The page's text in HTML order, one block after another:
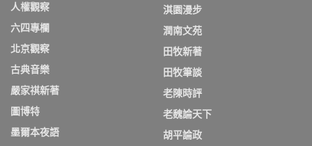
人權觀察
六四專欄
北京觀察
古典音樂
嚴家祺新著
圖博特
墨爾本夜語
淇園漫步
潤南文苑
田牧新著
田牧筆談
老陳時評
老魏論天下
胡平論政